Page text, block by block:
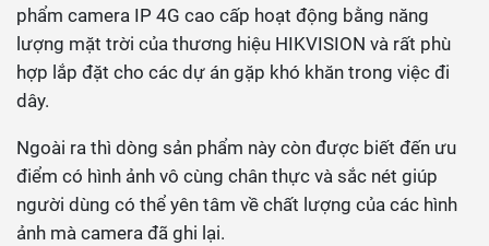
phẩm camera IP 4G cao cấp hoạt động bằng năng
lượng mặt trời của thương hiệu HIKVISION và rất phù
hợp lắp đặt cho các dự án gặp khó khăn trong việc đi
dây.
Ngoài ra thì dòng sản phẩm này còn được biết đến ưu
điểm có hình ảnh vô cùng chân thực và sắc nét giúp
người dùng có thể yên tâm về chất lượng của các hình
ảnh mà camera đã ghi lại.